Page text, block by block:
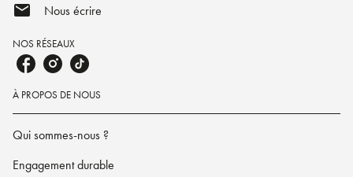
mail Nous écrire
NOS RÉSEAUX
À PROPOS DE NOUS
Qui sommes-nous ?
Engagement durable